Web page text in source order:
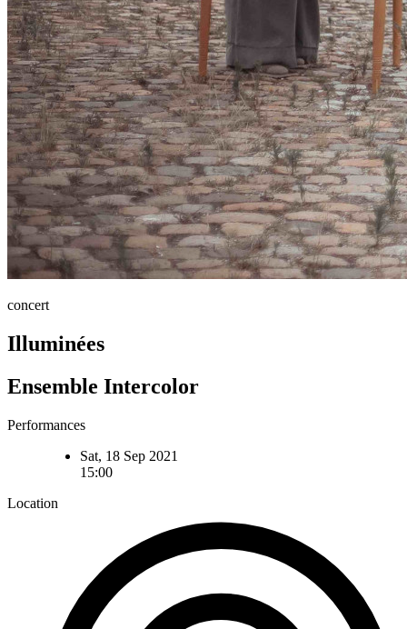
concert
Illuminées
Ensemble Intercolor
Performances
Sat, 18 Sep 2021
15:00
Location